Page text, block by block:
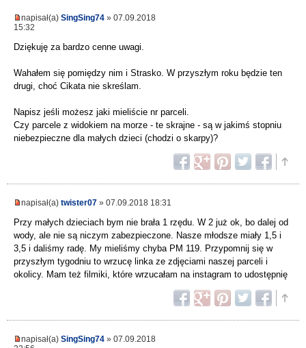
napisał(a) SingSing74 » 07.09.2018
15:32
Dziękuję za bardzo cenne uwagi.
Wahałem się pomiędzy nim i Strasko. W przyszłym roku będzie ten
drugi, choć Cikata nie skreślam.
Napisz jeśli możesz jaki mieliście nr parceli.
Czy parcele z widokiem na morze - te skrajne - są w jakimś stopniu
niebezpieczne dla małych dzieci (chodzi o skarpy)?
napisał(a) twister07 » 07.09.2018 18:31
Przy małych dzieciach bym nie brała 1 rzędu. W 2 już ok, bo dalej od
wody, ale nie są niczym zabezpieczone. Nasze młodsze miały 1,5 i
3,5 i daliśmy radę. My mieliśmy chyba PM 119. Przypomnij się w
przyszłym tygodniu to wrzucę linka ze zdjęciami naszej parceli i
okolicy. Mam też filmiki, które wrzucałam na instagram to udostępnię
napisał(a) SingSing74 » 07.09.2018